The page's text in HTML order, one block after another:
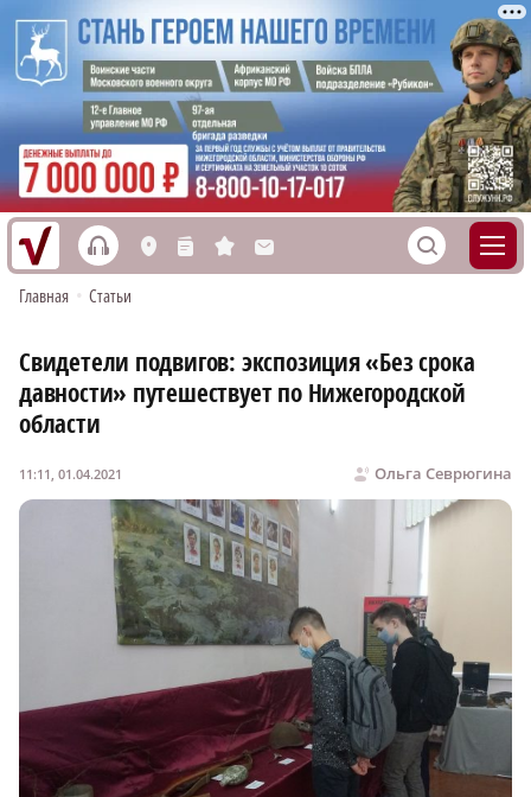
h L n s M S
Главная • Статьи
Свидетели подвигов: экспозиция «Без срока
давности» путешествует по Нижегородской
области
Ольга Севрюгина
11:11, 01.04.2021